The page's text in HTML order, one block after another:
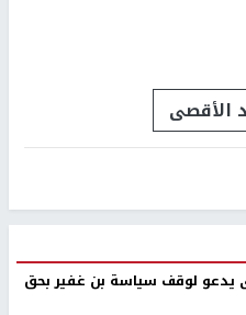
الأقصى
لوقف سياسة بن غفير بحق